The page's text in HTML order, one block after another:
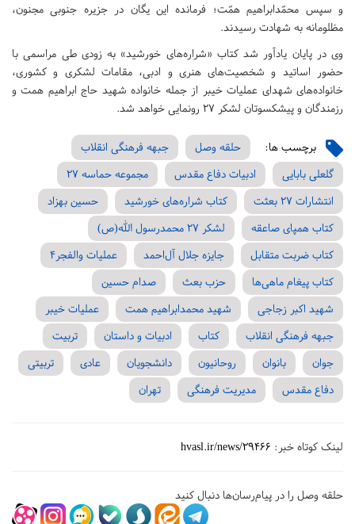
و سپس محمّدابراهیم همّت؛ فرمانده این یگان در جزیره‌ جنوبی مجنون،
مظلومانه به شهادت رسیدند.
وی در پایان یادآور شد کتاب «شراره‌های خورشید» به زودی طی مراسمی با
حضور اساتید و شخصیت‌های هنری و ادبی، مقامات لشکری و کشوری،
خانواده‌های شهدای عملیات خیبر از جمله خانواده شهید حاج ابراهیم همت و
رزمندگان و پیشکسوتان لشکر 27 رونمایی خواهد شد.
برچسب ها: حلقه وصل
جبهه فرهنگی انقلاب
گلعلی بابایی
ادبیات دفاع مقدس
مجموعه حماسه 27
انتشارات 27 بعثت
کتاب شراره‌های خورشید
حسین بهزاد
کتاب همپای صاعقه
لشکر 27 محمدرسول الله(ص)
کتاب ضربت متقابل
جایزه جلال آل‌احمد
عملیات والفجر4
کتاب پیغام ماهی‌ها
حزب بعث
صدام حسین
شهید اکبر زجاجی
شهید محمدابراهیم همت
عملیات خیبر
جبهه فرهنگی انقلاب
کتاب ادبیات و داستان
تربیت
جوان
بانوان روحانیون دانشجویان عادی
تربیتی
دفاع مقدس
مدیریت فرهنگی تهران
لینک کوتاه خبر: hvasl.ir/news/29466
حلقه وصل را در پیام‌رسان‌ها دنبال کنید